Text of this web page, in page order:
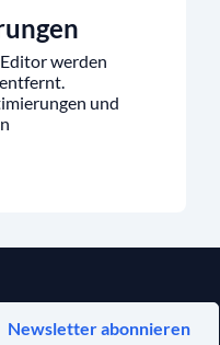
werden
und
Newsletter abonnieren